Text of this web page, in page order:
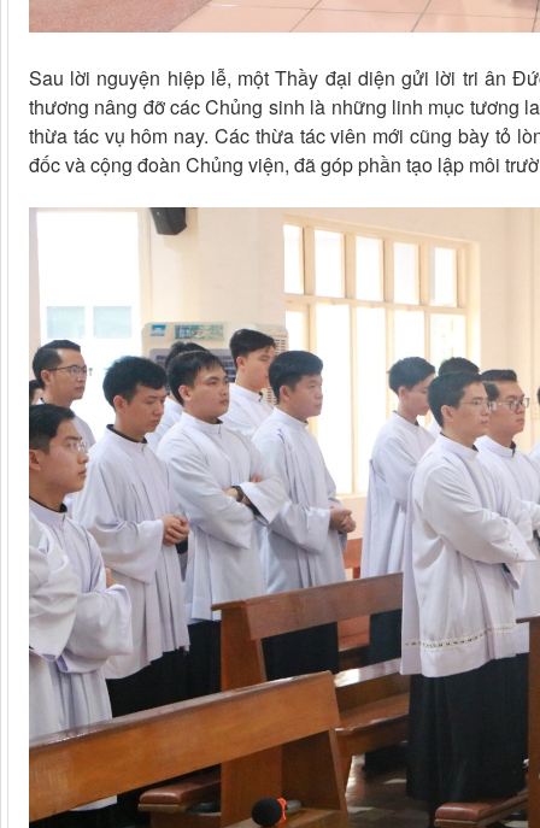
Sau lời nguyện hiệp lễ, một Thầy đại diện gửi lời tri ân
thương nâng đỡ các Chủng sinh là những linh mục tương
thừa tác vụ hôm nay. Các thừa tác viên mới cũng bày tỏ
đốc và cộng đoàn Chủng viện, đã góp phần tạo lập môi